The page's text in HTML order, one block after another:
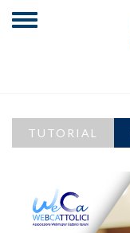
TUTORIAL